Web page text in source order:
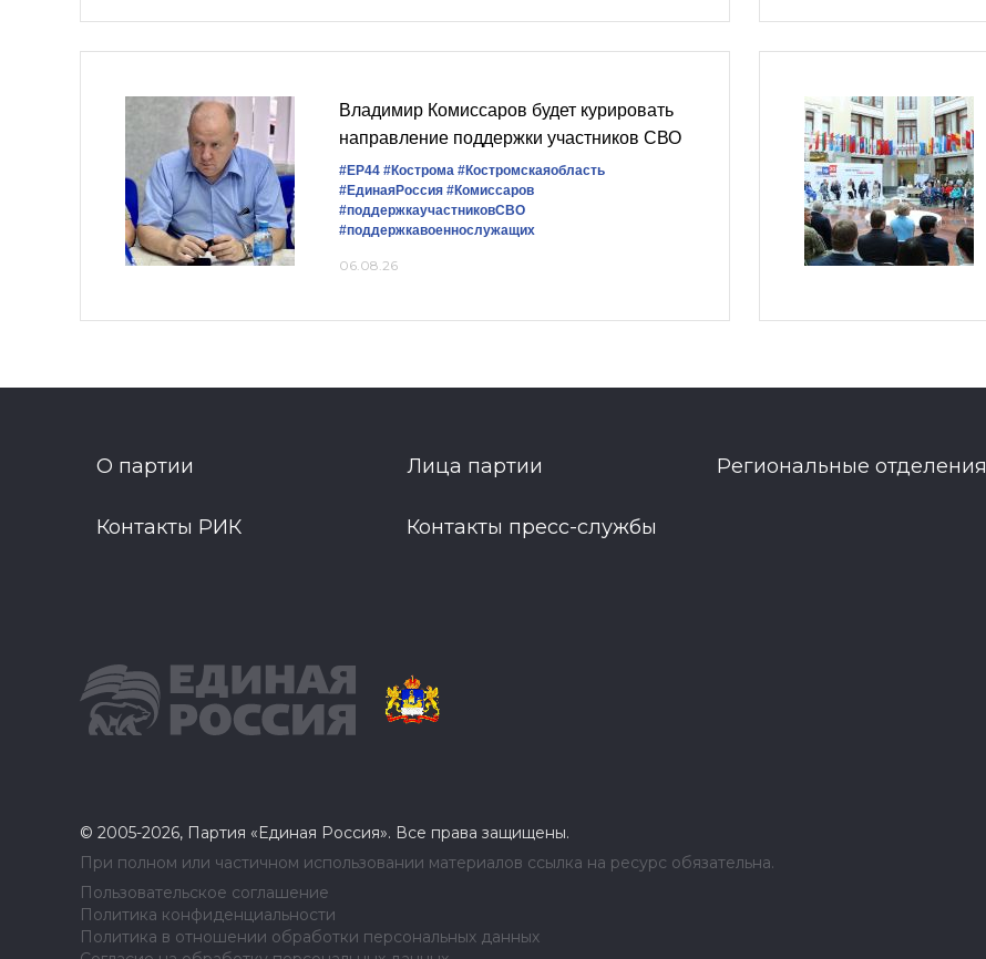
Владимир Комиссаров будет курировать
направление поддержки участников СВО
#ЕР44 #Кострома #Костромскаяобласть
#‎ЕдинаяРоссия #Комиссаров
#поддержкаучастниковСВО
#поддержкавоеннослужащих
06.08.26
О партии Лица партии Региональные отделения
Контакты РИК Контакты пресс-службы
© 2005-2026, Партия «Единая Россия». Все права защищены.
При полном или частичном использовании материалов ссылка на ресурс обязательна.
Пользовательское соглашение
Политика конфиденциальности
Политика в отношении обработки персональных данных